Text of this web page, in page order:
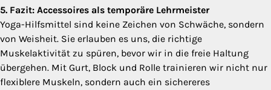
5. Fazit: Accessoires als temporäre Lehrmeister
Yoga-Hilfsmittel sind keine Zeichen von Schwäche, sondern
von Weisheit. Sie erlauben es uns, die richtige
Muskelaktivität zu spüren, bevor wir in die freie Haltung
übergehen. Mit Gurt, Block und Rolle trainieren wir nicht nur
flexiblere Muskeln, sondern auch ein sichereres